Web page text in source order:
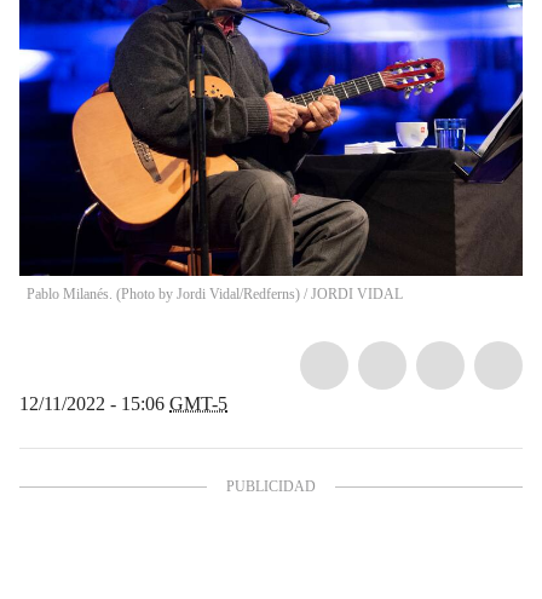
Pablo Milanés. (Photo by Jordi Vidal/Redferns) / JORDI VIDAL
12/11/2022 - 15:06 GMT-5